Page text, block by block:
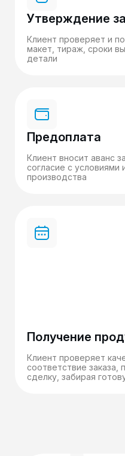
Утверждение
Клиент проверяет и
макет, тираж, сроки
детали
Предоплата
Клиент вносит аванс
согласие с условиями
производства
Получение
Клиент проверяет
соответствие заказа,
сделку, забирая